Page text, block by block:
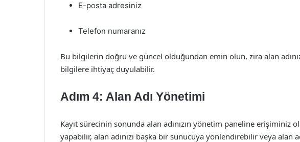
E-posta adresiniz
Telefon numaranız
Bu bilgilerin doğru ve güncel olduğundan emin olun, zira alan
bilgilere ihtiyaç duyulabilir.
Adım 4: Alan Adı Yönetimi
Kayıt sürecinin sonunda alan adınızın yönetim paneline erişiminiz
yapabilir, alan adınızı başka bir sunucuya yönlendirebilir veya alan